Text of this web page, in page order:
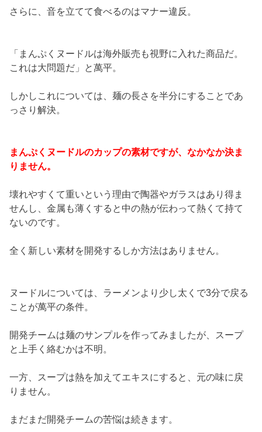
さらに、音を立てて食べるのはマナー違反。
「まんぷくヌードルは海外販売も視野に入れた商品だ。
これは大問題だ」と萬平。
しかしこれについては、麺の長さを半分にすることであ
っさり解決。
まんぷくヌードルのカップの素材ですが、なかなか決ま
りません。
壊れやすくて重いという理由で陶器やガラスはあり得ま
せんし、金属も薄くすると中の熱が伝わって熱くて持て
ないのです。
全く新しい素材を開発するしか方法はありません。
ヌードルについては、ラーメンより少し太くで3分で戻る
ことが萬平の条件。
開発チームは麺のサンプルを作ってみましたが、スープ
と上手く絡むかは不明。
一方、スープは熱を加えてエキスにすると、元の味に戻
りません。
まだまだ開発チームの苦悩は続きます。